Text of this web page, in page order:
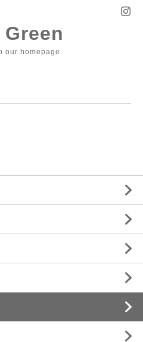
Green
our homepage